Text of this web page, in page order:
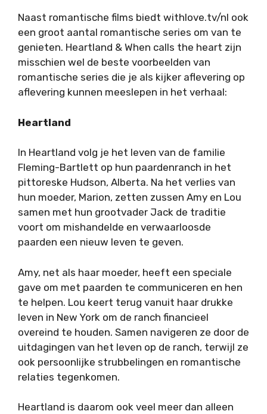
Naast romantische films biedt withlove.tv/nl ook
een groot aantal romantische series om van te
genieten. Heartland & When calls the heart zijn
misschien wel de beste voorbeelden van
romantische series die je als kijker aflevering op
aflevering kunnen meeslepen in het verhaal:
Heartland
In Heartland volg je het leven van de familie
Fleming-Bartlett op hun paardenranch in het
pittoreske Hudson, Alberta. Na het verlies van
hun moeder, Marion, zetten zussen Amy en Lou
samen met hun grootvader Jack de traditie
voort om mishandelde en verwaarloosde
paarden een nieuw leven te geven.
Amy, net als haar moeder, heeft een speciale
gave om met paarden te communiceren en hen
te helpen. Lou keert terug vanuit haar drukke
leven in New York om de ranch financieel
overeind te houden. Samen navigeren ze door de
uitdagingen van het leven op de ranch, terwijl ze
ook persoonlijke strubbelingen en romantische
relaties tegenkomen.
Heartland is daarom ook veel meer dan alleen